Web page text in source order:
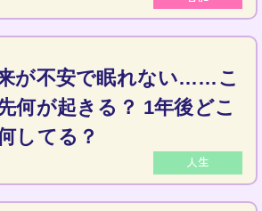
人生
が不安で眠れない……こ
何が起きる？ 1年後どこ
してる？